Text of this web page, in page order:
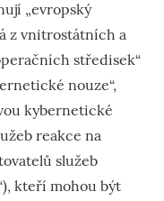
„evropský
z vnitrostátních a
středisek“
nouze“,
kybernetické
reakce na
služeb
kteří mohou být